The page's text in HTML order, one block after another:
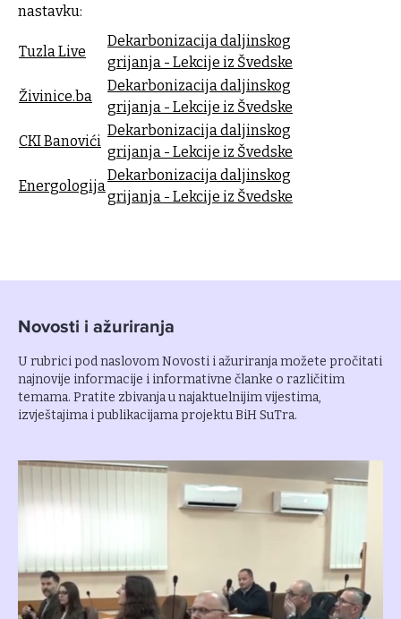
nastavku:
Tuzla Live
Dekarbonizacija daljinskog
grijanja - Lekcije iz Švedske
Živinice.ba
Dekarbonizacija daljinskog
grijanja - Lekcije iz Švedske
CKI Banovići
Dekarbonizacija daljinskog
grijanja - Lekcije iz Švedske
Energologija
Dekarbonizacija daljinskog
grijanja - Lekcije iz Švedske
Novosti i ažuriranja
U rubrici pod naslovom Novosti i ažuriranja možete pročitati
najnovije informacije i informativne članke o različitim
temama. Pratite zbivanja u najaktuelnijim vijestima,
izvještajima i publikacijama projektu BiH SuTra.